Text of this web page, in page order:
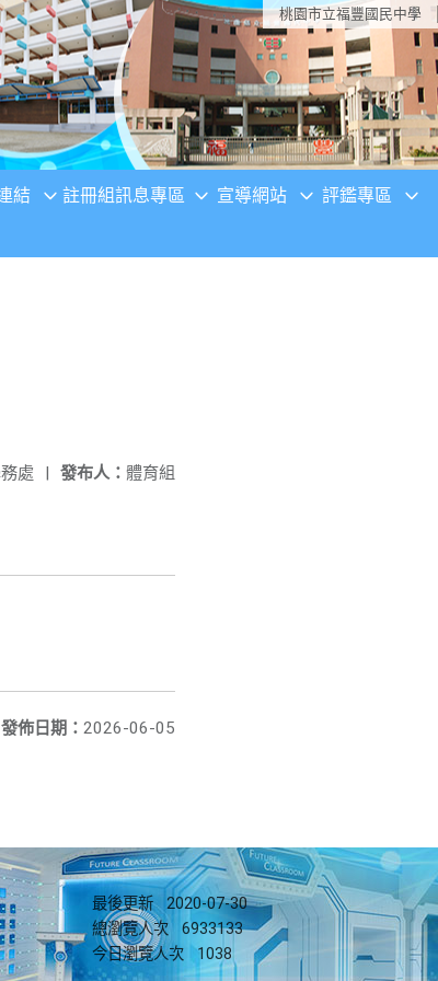
桃園市立福豐國民中學
結 註冊組訊息專區 宣導網站 評鑑專區
發布人： 體育組
處 |
發佈日期： 2026-06-05
最後更新
2020-07-30
總瀏覽人次
6933133
今日瀏覽人次
1038